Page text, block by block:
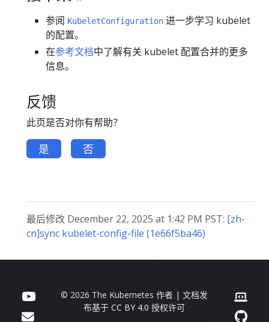
参阅 KubeletConfiguration 进一步学习 kubelet
的配置。
在参考文档中了解有关 kubelet 配置合并的更多
信息。
反馈
此页是否对你有帮助？
是 否
最后修改 December 22, 2025 at 1:42 PM PST: [zh-
cn]sync kubelet-config-file (1e66f5ba46)
© 2026 The Kubernetes 作者 | 文档发
布基于CC BY 4.0 授权许可